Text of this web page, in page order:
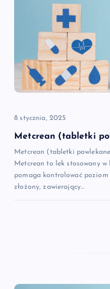
a
w
p
s
u
8 stycznia, 2025
Metcrean (tabletki
Metcrean (tabletki
Metcrean to lek stosowany
pomaga kontrolować
złożony, zawierający…